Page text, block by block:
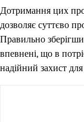
Дотримання цих
дозволяє суттєво
Правильно
впевнені, що в
надійний захист